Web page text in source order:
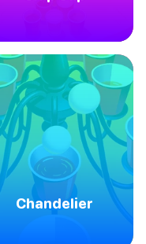
Chandelier